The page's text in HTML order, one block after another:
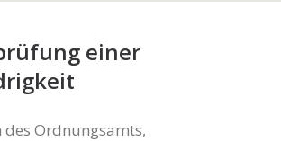
einer
des Ordnungsamts,